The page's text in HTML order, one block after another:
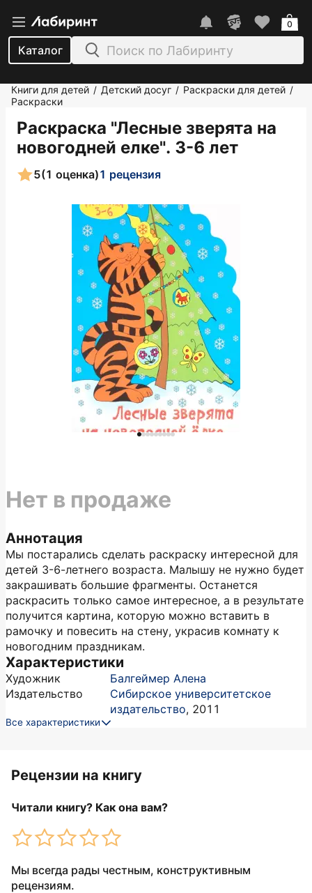
Каталог
0
Книги для детей / Детский досуг / Раскраски для детей /
Раскраски
Раскраска "Лесные зверята на
новогодней елке". 3-6 лет
5(1 оценка)1 рецензия
Аннотация
Мы постарались сделать раскраску интересной для
детей 3-6-летнего возраста. Малышу не нужно будет
закрашивать большие фрагменты. Останется
раскрасить только самое интересное, а в результате
получится картина, которую можно вставить в
рамочку и повесить на стену, украсив комнату к
новогодним праздникам.
Характеристики
Художник
Балгеймер Алена
Издательство
Сибирское университетское
издательство, 2011
Все характеристики
Нет в продаже
Рецензии на книгу
Читали книгу? Как она вам?
Мы всегда рады честным, конструктивным
рецензиям.